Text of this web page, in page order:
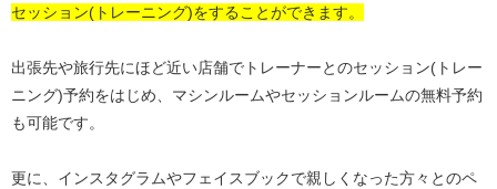
セッション(トレーニング)をすることができます。
出張先や旅行先にほど近い店舗でトレーナーとのセッション(トレー
ニング)予約をはじめ、マシンルームやセッションルームの無料予約
も可能です。
更に、インスタグラムやフェイスブックで親しくなった方々とのペ